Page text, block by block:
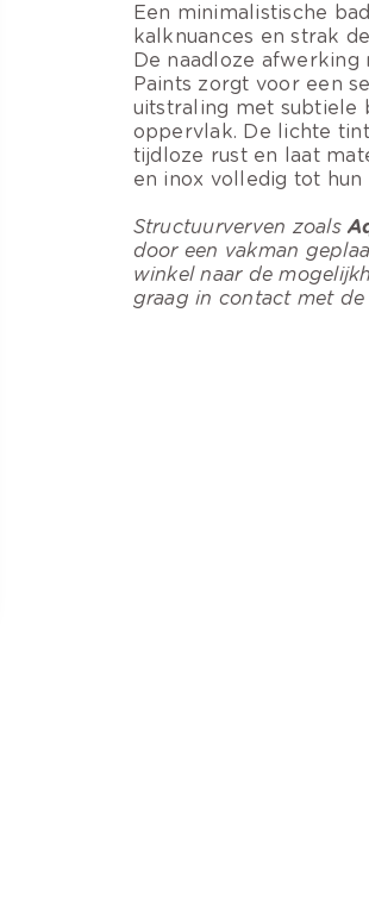
Een minimalistische
kalknuances en strak
De naadloze afwerking
Paints zorgt voor een
uitstraling met subtiele
oppervlak. De lichte tint
tijdloze rust en laat
en inox volledig tot
Structuurverven zoals
door een vakman
winkel naar de
graag in contact met